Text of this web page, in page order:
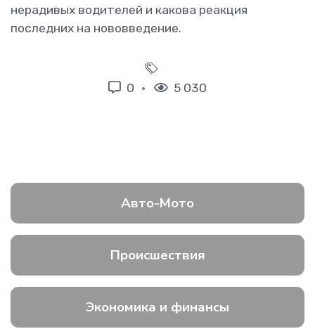
нерадивых водителей и какова реакция
последних на нововведение.
0 5 030
Авто-Мото
Происшествия
Экономика и финансы